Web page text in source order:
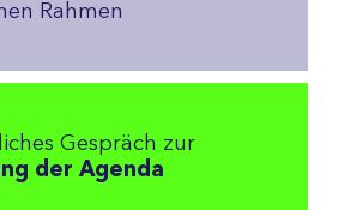
Rahmen
Gespräch zur
der Agenda